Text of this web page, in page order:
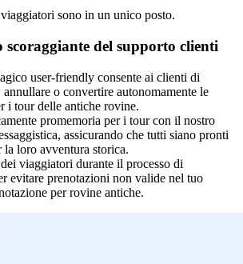
sono in un unico posto.
del supporto clienti
user-friendly consente ai clienti di
o convertire autonomamente le
i tour delle antiche rovine.
promemoria per i tour con il nostro
assicurando che tutti siano pronti
la loro avventura storica.
viaggiatori durante il processo di
evitare prenotazioni non valide nel tuo
per rovine antiche.